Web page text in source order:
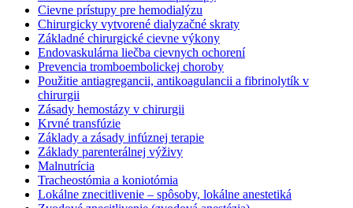
Cievne prístupy pre hemodialýzu
Chirurgicky vytvorené dialyzačné skraty
Základné chirurgické cievne výkony
Endovaskulárna liečba cievnych ochorení
Prevencia tromboembolickej choroby
Použitie antiagregancii, antikoagulancii a fibrinolytík v
chirurgii
Zásady hemostázy v chirurgii
Krvné transfúzie
Základy a zásady infúznej terapie
Základy parenterálnej výživy
Malnutrícia
Tracheostómia a koniotómia
Lokálne znecitlivenie – spôsoby, lokálne anestetiká